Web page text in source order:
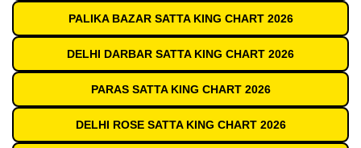
PALIKA BAZAR SATTA KING CHART 2026
DELHI DARBAR SATTA KING CHART 2026
PARAS SATTA KING CHART 2026
DELHI ROSE SATTA KING CHART 2026